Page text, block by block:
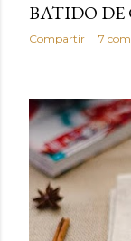
BATIDO DE
Compartir 7